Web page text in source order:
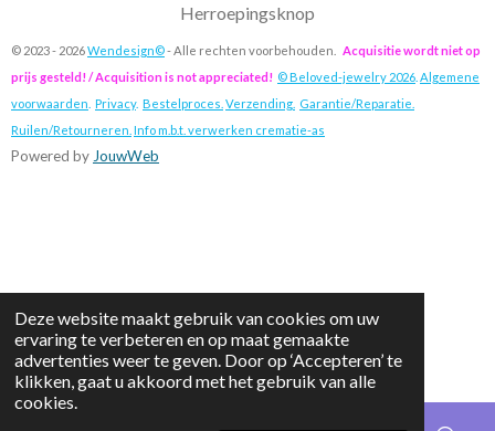
Deze website maakt gebruik van cookies om uw
ervaring te verbeteren en op maat gemaakte
advertenties weer te geven. Door op ‘Accepteren’ te
klikken, gaat u akkoord met het gebruik van alle
cookies.
Herroepingsknop
© 2023 - 2026Wendesign©- Alle rechten voorbehouden.
Acquisitie wordt niet op
prijs gesteld! / Acquisition is not appreciated! © Beloved-jewelry 2026 Algemene
voorwaarden Privacy. Bestelproces. Verzending. Garantie/Reparatie.
Ruilen/Retourneren. Info m.b.t. verwerken crematie-as
Powered by JouwWeb